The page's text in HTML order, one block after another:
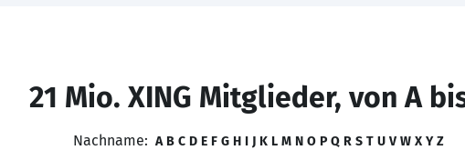
21 Mio. XING Mitglieder, von A
Nachname: A B C D E F G H I J K L M N O P Q R S T U V W X Y Z